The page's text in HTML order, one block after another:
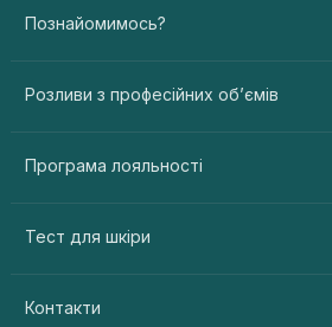
Познайомимось?
Розливи з професійних об’ємів
Програма лояльності
Тест для шкіри
Контакти